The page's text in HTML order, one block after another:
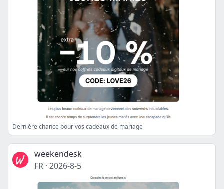
Dernière chance pour vos cadeaux de mariage
weekendesk
FR · 2026-8-5